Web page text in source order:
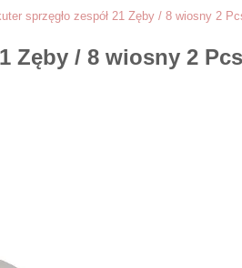
sprzęgło zespół 21 Zęby / 8 wiosny 2
Zęby / 8 wiosny 2